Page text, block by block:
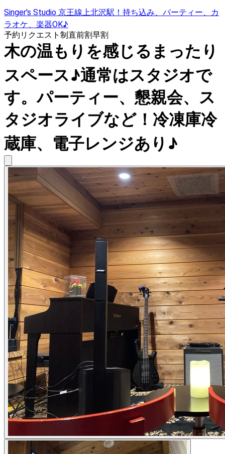
Singer's Studio 京王線上北沢駅！持ち込み、パーティー、カ
ラオケ、楽器OK♪
予約リクエスト制直前割早割
木の温もりを感じるまったり
スペース♪通常はスタジオで
す。パーティー、懇親会、ス
タジオライブなど！冷凍庫冷
蔵庫、電子レンジあり♪